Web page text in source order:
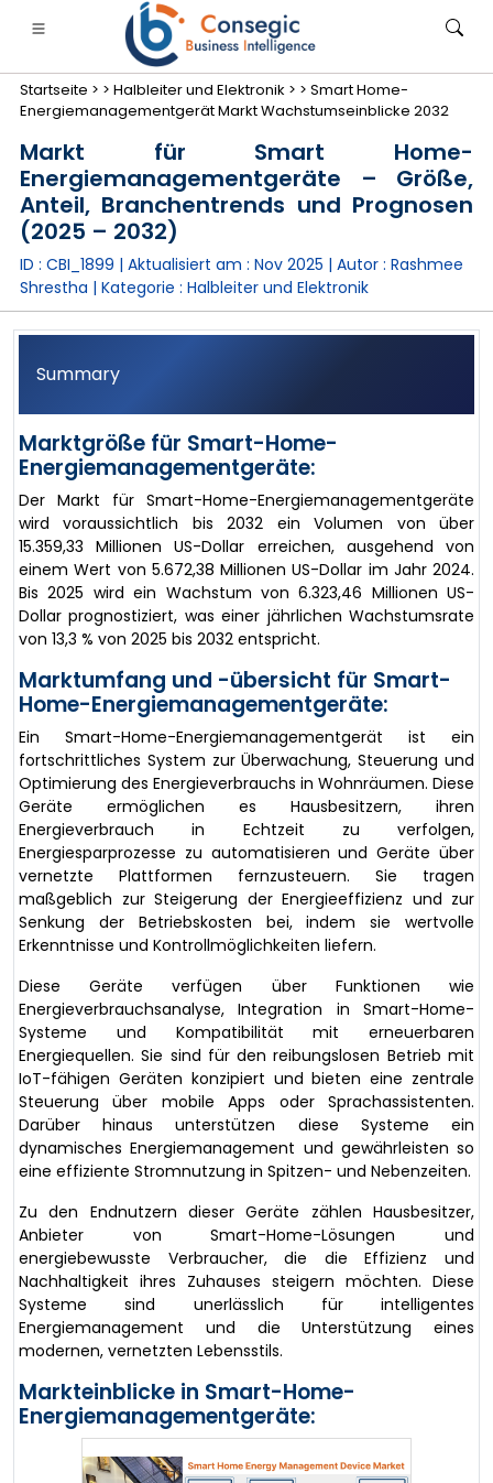
Finanzdienstleistungen und Versicherungen
• Konsumgüter • Energie und Strom
•
• Fallstudien
Startseite > > Halbleiter und Elektronik > > Smart Home-
Energiemanagementgerät Markt Wachstumseinblicke 2032
Markt für Smart Home-
Energiemanagementgeräte – Größe,
Anteil, Branchentrends und Prognosen
(2025 – 2032)
ID : CBI_1899 | Aktualisiert am : Nov 2025 | Autor : Rashmee
Shrestha | Kategorie : Halbleiter und Elektronik
Summary
Marktgröße für Smart-Home-
Energiemanagementgeräte:
Der Markt für Smart-Home-Energiemanagementgeräte
wird voraussichtlich bis 2032 ein Volumen von über
15.359,33 Millionen US-Dollar erreichen, ausgehend von
einem Wert von 5.672,38 Millionen US-Dollar im Jahr 2024.
Bis 2025 wird ein Wachstum von 6.323,46 Millionen US-
Dollar prognostiziert, was einer jährlichen Wachstumsrate
von 13,3 % von 2025 bis 2032 entspricht.
Marktumfang und -übersicht für Smart-
Home-Energiemanagementgeräte:
Ein Smart-Home-Energiemanagementgerät ist ein
fortschrittliches System zur Überwachung, Steuerung und
Optimierung des Energieverbrauchs in Wohnräumen. Diese
Geräte ermöglichen es Hausbesitzern, ihren
Energieverbrauch in Echtzeit zu verfolgen,
Energiesparprozesse zu automatisieren und Geräte über
vernetzte Plattformen fernzusteuern. Sie tragen
maßgeblich zur Steigerung der Energieeffizienz und zur
Senkung der Betriebskosten bei, indem sie wertvolle
Erkenntnisse und Kontrollmöglichkeiten liefern.
Diese Geräte verfügen über Funktionen wie
Energieverbrauchsanalyse, Integration in Smart-Home-
Systeme und Kompatibilität mit erneuerbaren
Energiequellen. Sie sind für den reibungslosen Betrieb mit
IoT-fähigen Geräten konzipiert und bieten eine zentrale
Steuerung über mobile Apps oder Sprachassistenten.
Darüber hinaus unterstützen diese Systeme ein
dynamisches Energiemanagement und gewährleisten so
eine effiziente Stromnutzung in Spitzen- und Nebenzeiten.
Zu den Endnutzern dieser Geräte zählen Hausbesitzer,
Anbieter von Smart-Home-Lösungen und
energiebewusste Verbraucher, die die Effizienz und
Nachhaltigkeit ihres Zuhauses steigern möchten. Diese
Systeme sind unerlässlich für intelligentes
Energiemanagement und die Unterstützung eines
modernen, vernetzten Lebensstils.
Markteinblicke in Smart-Home-
Energiemanagementgeräte: